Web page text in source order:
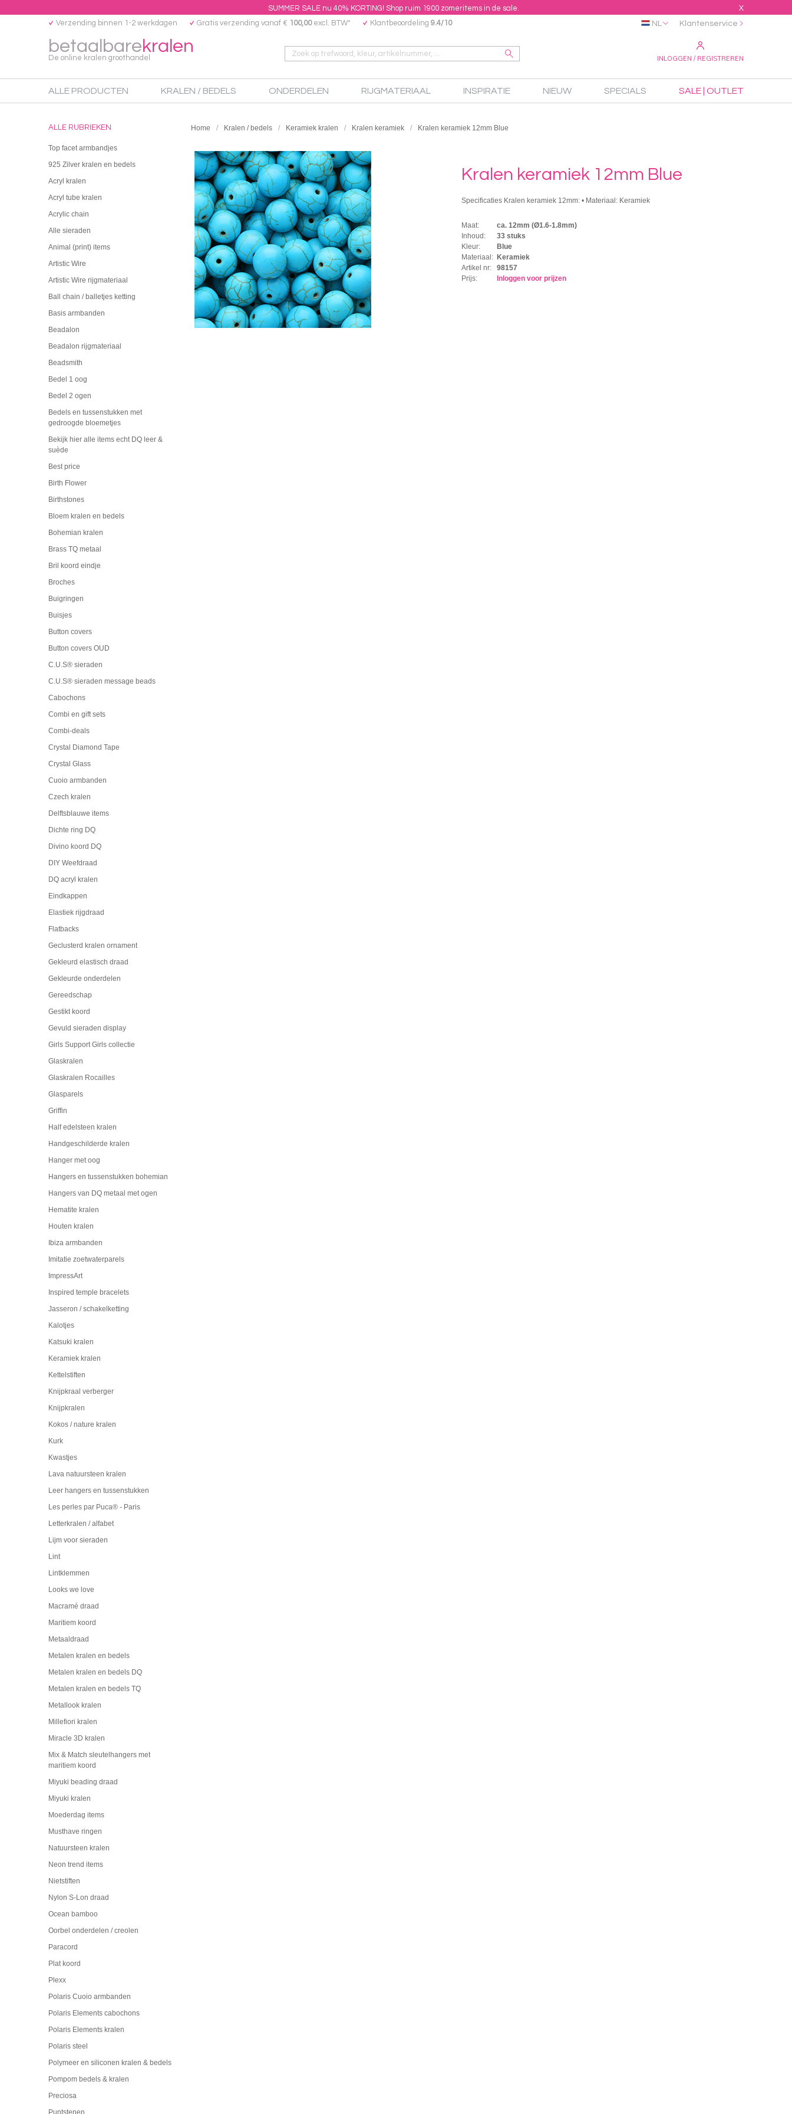
SUMMER SALE nu 40% KORTING! Shop ruim 1900 zomeritems in de sale. X
betaalbarekralen
De online kralen groothandel
Verzending binnen 1-2 werkdagen Gratis verzending vanaf € 100,00excl. BTW* Klantbeoordeling 9.4/10
INLOGGEN / REGISTREREN
NL Klantenservice
ALLE PRODUCTEN KRALEN / BEDELS ONDERDELEN RIJGMATERIAAL INSPIRATIE NIEUW SPECIALS SALE | OUTLET
ALLE RUBRIEKEN
Top facet armbandjes
925 Zilver kralen en bedels
Acryl kralen
Acryl tube kralen
Acrylic chain
Alle sieraden
Animal (print) items
Artistic Wire
Artistic Wire rijgmateriaal
Ball chain / balletjes ketting
Basis armbanden
Beadalon
Beadalon rijgmateriaal
Beadsmith
Bedel 1 oog
Bedel 2 ogen
Bedels en tussenstukken met
gedroogde bloemetjes
Bekijk hier alle items echt DQ leer &
suède
Best price
Birth Flower
Birthstones
Bloem kralen en bedels
Bohemian kralen
Brass TQ metaal
Bril koord eindje
Broches
Buigringen
Buisjes
Button covers
Button covers OUD
C.U.S® sieraden
C.U.S® sieraden message beads
Cabochons
Combi en gift sets
Combi-deals
Crystal Diamond Tape
Crystal Glass
Cuoio armbanden
Czech kralen
Delftsblauwe items
Dichte ring DQ
Divino koord DQ
DIY Weefdraad
DQ acryl kralen
Eindkappen
Elastiek rijgdraad
Flatbacks
Geclusterd kralen ornament
Gekleurd elastisch draad
Gekleurde onderdelen
Gereedschap
Gestikt koord
Gevuld sieraden display
Girls Support Girls collectie
Glaskralen
Glaskralen Rocailles
Glasparels
Griffin
Half edelsteen kralen
Handgeschilderde kralen
Hanger met oog
Hangers en tussenstukken bohemian
Hangers van DQ metaal met ogen
Hematite kralen
Houten kralen
Ibiza armbanden
Imitatie zoetwaterparels
ImpressArt
Inspired temple bracelets
Jasseron / schakelketting
Kalotjes
Katsuki kralen
Keramiek kralen
Kettelstiften
Knijpkraal verberger
Knijpkralen
Kokos / nature kralen
Kurk
Kwastjes
Lava natuursteen kralen
Leer hangers en tussenstukken
Les perles par Puca® - Paris
Letterkralen / alfabet
Lijm voor sieraden
Lint
Lintklemmen
Looks we love
Macramé draad
Maritiem koord
Metaaldraad
Metalen kralen en bedels
Metalen kralen en bedels DQ
Metalen kralen en bedels TQ
Metallook kralen
Millefiori kralen
Miracle 3D kralen
Mix & Match sleutelhangers met
maritiem koord
Miyuki beading draad
Miyuki kralen
Moederdag items
Musthave ringen
Natuursteen kralen
Neon trend items
Nietstiften
Nylon S-Lon draad
Ocean bamboo
Oorbel onderdelen / creolen
Paracord
Plat koord
Plexx
Polaris Cuoio armbanden
Polaris Elements cabochons
Polaris Elements kralen
Polaris steel
Polymeer en siliconen kralen & bedels
Pompom bedels & kralen
Preciosa
Puntstenen
Home Kralen / bedels Keramiek kralen Kralen keramiek Kralen keramiek 12mm Blue
Kralen keramiek 12mm Blue
Specificaties Kralen keramiek 12mm: • Materiaal: Keramiek
Maat:
ca. 12mm (Ø1.6-1.8mm)
Inhoud:
33 stuks
Kleur:
Blue
Materiaal: Keramiek
Artikel nr:
98157
Prijs:
Inloggen voor prijzen